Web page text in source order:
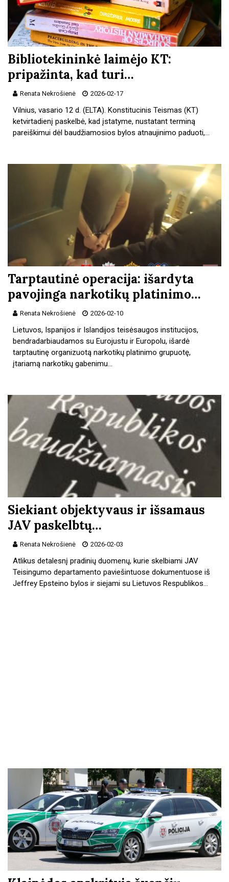
Bibliotekininkė laimėjo KT:
pripažinta, kad turi…
Renata Nekrošienė 2026-02-17
Vilnius, vasario 12 d. (ELTA). Konstitucinis Teismas (KT)
ketvirtadienį paskelbė, kad įstatyme, nustatant terminą
pareiškimui dėl baudžiamosios bylos atnaujinimo paduoti,…
Tarptautinė operacija: išardyta
pavojinga narkotikų platinimo…
Renata Nekrošienė 2026-02-10
Lietuvos, Ispanijos ir Islandijos teisėsaugos institucijos,
bendradarbiaudamos su Eurojustu ir Europolu, išardė
tarptautinę organizuotą narkotikų platinimo grupuotę,
įtariamą narkotikų gabenimu…
Siekiant objektyvaus ir išsamaus
JAV paskelbtų…
Renata Nekrošienė 2026-02-03
Atlikus detalesnį pradinių duomenų, kurie skelbiami JAV
Teisingumo departamento paviešintuose dokumentuose iš
Jeffrey Epsteino bylos ir siejami su Lietuvos Respublikos…